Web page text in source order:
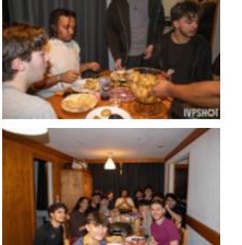
raclette
raclette